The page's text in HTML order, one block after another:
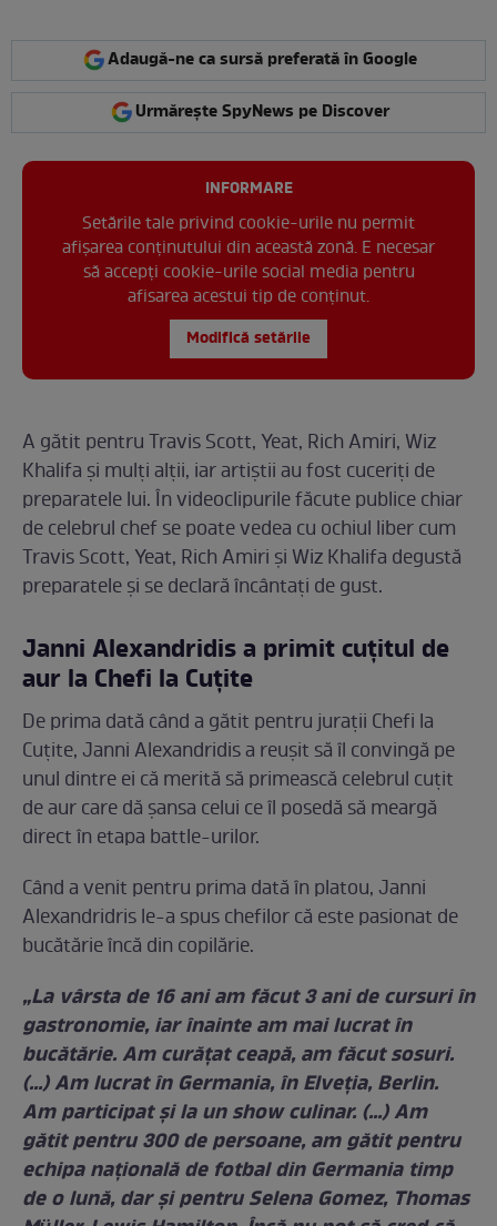
Adaugă-ne ca sursă preferată în Google
Urmărește SpyNews pe Discover
INFORMARE
Setările tale privind cookie-urile nu permit
afișarea conținutului din această zonă. E necesar
să accepți cookie-urile social media pentru
afisarea acestui tip de conținut.
Modifică setările
A gătit pentru Travis Scott, Yeat, Rich Amiri, Wiz
Khalifa și mulți alții, iar artiștii au fost cuceriți de
preparatele lui. În videoclipurile făcute publice chiar
de celebrul chef se poate vedea cu ochiul liber cum
Travis Scott, Yeat, Rich Amiri și Wiz Khalifa degustă
preparatele și se declară încântați de gust.
Janni Alexandridis a primit cuțitul de
aur la Chefi la Cuțite
De prima dată când a gătit pentru jurații Chefi la
Cuțite, Janni Alexandridis a reușit să îl convingă pe
unul dintre ei că merită să primească celebrul cuțit
de aur care dă șansa celui ce îl posedă să meargă
direct în etapa battle-urilor.
Când a venit pentru prima dată în platou, Janni
Alexandridris le-a spus chefilor că este pasionat de
bucătărie încă din copilărie.
„La vârsta de 16 ani am făcut 3 ani de cursuri în
gastronomie, iar înainte am mai lucrat în
bucătărie. Am curățat ceapă, am făcut sosuri.
(...) Am lucrat în Germania, în Elveția, Berlin.
Am participat și la un show culinar. (...) Am
gătit pentru 300 de persoane, am gătit pentru
echipa națională de fotbal din Germania timp
de o lună, dar și pentru Selena Gomez, Thomas